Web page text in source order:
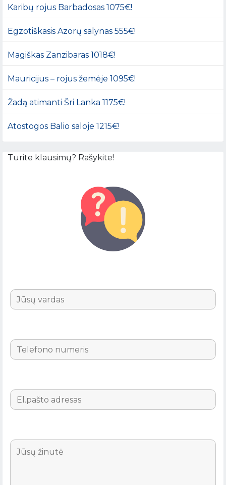
Karibų rojus Barbadosas 1075€!
Egzotiškasis Azorų salynas 555€!
Magiškas Zanzibaras 1018€!
Mauricijus – rojus žemėje 1095€!
Žadą atimanti Šri Lanka 1175€!
Atostogos Balio saloje 1215€!
Turite klausimų? Rašykite!